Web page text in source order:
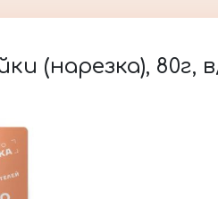
(нарезка), 80г,